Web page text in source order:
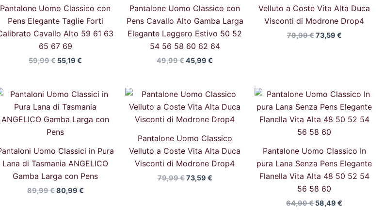
Pantalone Uomo Classico con
Pens Elegante Taglie Forti
Cavallo Alto 59 61 63
65 67 69
59,99€ 55,19€
Pantalone Uomo Classico con
Pens Cavallo Alto Gamba Larga
Elegante Leggero Estivo 50 52
54 56 58 60 62 64
49,99€45,99€
Velluto a Coste Vita Alta Duca
Visconti di Modrone Drop4
79,99€ 73,59 €
Uomo Classici in Pura
Lana di Tasmania ANGELICO
Gamba Larga con Pens
89,99€
Il
prezzo
originale
era:
89,99 €.
80,99 €
Il
prezzo
attuale
è:
80,99 €.
Pantalone Uomo Classico
Velluto a Coste Vita Alta Duca
Visconti di Modrone Drop4
79,99€
Il
prezzo
originale
era:
73,59 €
Il
prezzo
attuale
è:
73,59 €.
Pantalone Uomo Classico In
pura Lana Senza Pens Elegante
Flanella Vita Alta 48 50 52 54
56 58 60
64,99€
Il
prezzo
originale
era:
58,49€
Il
prezzo
attuale
è: